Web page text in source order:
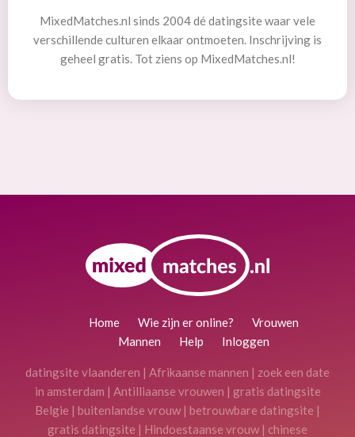
MixedMatches.nl sinds 2004 dé datingsite waar vele
verschillende culturen elkaar ontmoeten. Inschrijving is
geheel gratis. Tot ziens op MixedMatches.nl!
Home Wie zijn er online?
Vrouwen
Mannen
Help Inloggen
datingsite vlaanderen | Afrikaanse mannen | zoek een date
in amsterdam | Antilliaanse vrouwen | gratis datingsite
Belgie | buitenlandse vrouw | betrouwbare datingsite |
gratis datingsite | Hindoestaanse vrouw | chinese